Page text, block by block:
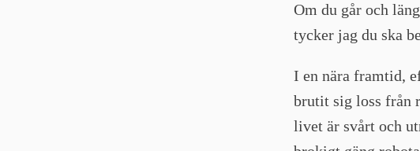
Om du går och
tycker jag du ska
I en nära framtid,
brutit sig loss från
livet är svårt och